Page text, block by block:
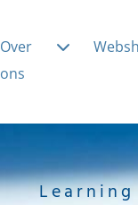
Over
ons